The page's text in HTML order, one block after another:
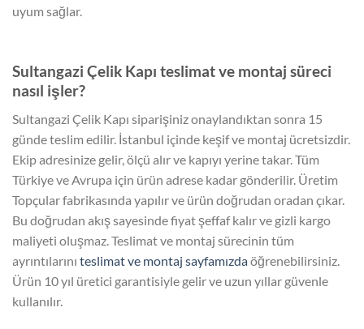
uyum sağlar.
Sultangazi Çelik Kapı teslimat ve montaj süreci
nasıl işler?
Sultangazi Çelik Kapı siparişiniz onaylandıktan sonra 15
günde teslim edilir. İstanbul içinde keşif ve montaj ücretsizdir.
Ekip adresinize gelir, ölçü alır ve kapıyı yerine takar. Tüm
Türkiye ve Avrupa için ürün adrese kadar gönderilir. Üretim
Topçular fabrikasında yapılır ve ürün doğrudan oradan çıkar.
Bu doğrudan akış sayesinde fiyat şeffaf kalır ve gizli kargo
maliyeti oluşmaz. Teslimat ve montaj sürecinin tüm
ayrıntılarını teslimat ve montaj sayfamızdaöğrenebilirsiniz.
Ürün 10 yıl üretici garantisiyle gelir ve uzun yıllar güvenle
kullanılır.